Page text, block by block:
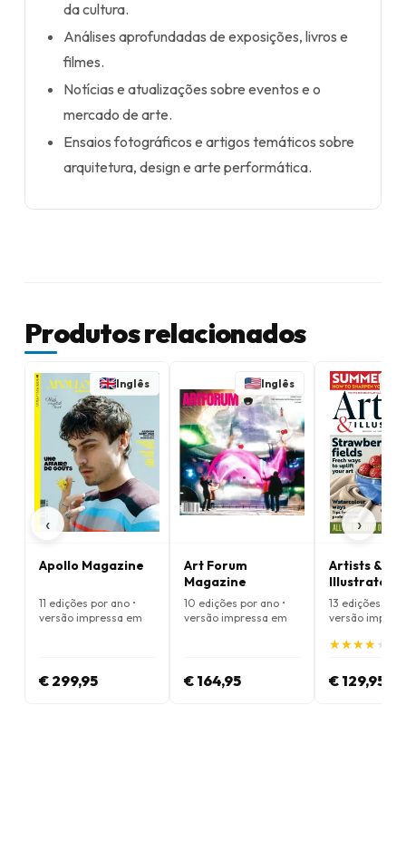
da cultura.
Análises aprofundadas de exposições, livros e
filmes.
Notícias e atualizações sobre eventos e o
mercado de arte.
Ensaios fotográficos e artigos temáticos sobre
arquitetura, design e arte performática.
Produtos relacionados
‹
Inglês
Apollo Magazine
11 edições por ano •
versão impressa em
€ 299,95
Inglês
Art Forum
Magazine
10 edições por ano •
versão impressa em
€ 164,95
Artists &
Illustrators
Magazine
13 edições por
versão
★
★★
★★
★★
★★★
€ 129,95
›